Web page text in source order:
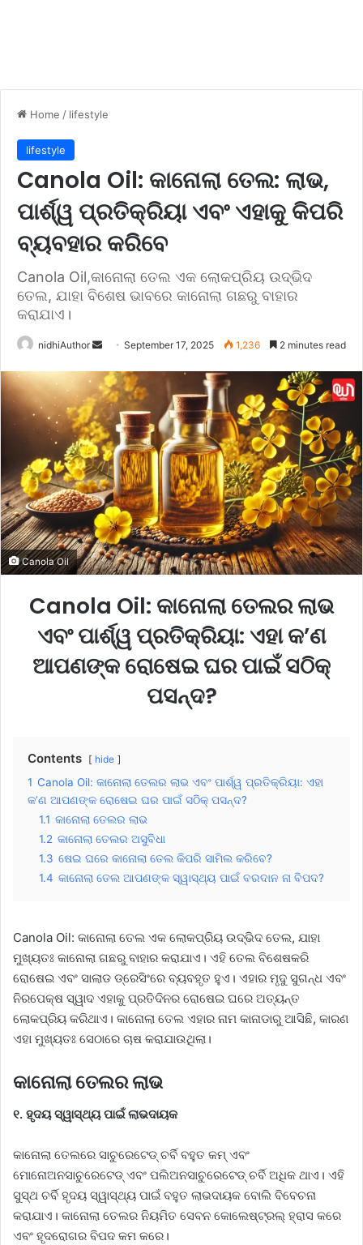
Home / lifestyle
lifestyle
Canola Oil: କାନୋଲା ତେଲ: ଲାଭ,
ପାର୍ଶ୍ୱ ପ୍ରତିକ୍ରିୟା ଏବଂ ଏହାକୁ କିପରି
ବ୍ୟବହାର କରିବେ
Canola Oil,କାନୋଲା ତେଲ ଏକ ଲୋକପ୍ରିୟ ଉଦ୍ଭିଦ
ତେଲ, ଯାହା ବିଶେଷ ଭାବରେ କାନୋଲା ଗଛରୁ ବାହାର
କରାଯାଏ।
nidhiAuthor
n
d
a
n
e
m
a
i
l
September 17, 2025 1,236 2 minutes read
Canola Oil
Canola Oil: କାନୋଲା ତେଲର ଲାଭ
ଏବଂ ପାର୍ଶ୍ୱ ପ୍ରତିକ୍ରିୟା: ଏହା କ’ଣ
ଆପଣଙ୍କ ରୋଷେଇ ଘର ପାଇଁ ସଠିକ୍
ପସନ୍ଦ?
Contents hide
1 Canola Oil: କାନୋଲା ତେଲର ଲାଭ ଏବଂ ପାର୍ଶ୍ୱ ପ୍ରତିକ୍ରିୟା: ଏହା
କ’ଣ ଆପଣଙ୍କ ରୋଷେଇ ଘର ପାଇଁ ସଠିକ୍ ପସନ୍ଦ?
1.1 କାନୋଲା ତେଲର ଲାଭ
1.2 କାନୋଲା ତେଲର ଅସୁବିଧା
1.3 ଷେଇ ଘରେ କାନୋଲା ତେଲ କିପରି ସାମିଲ କରିବେ?
1.4 କାନୋଲା ତେଲ ଆପଣଙ୍କ ସ୍ୱାସ୍ଥ୍ୟ ପାଇଁ ବରଦାନ ନା ବିପଦ?
Canola Oil: କାନୋଲା ତେଲ ଏକ ଲୋକପ୍ରିୟ ଉଦ୍ଭିଦ ତେଲ, ଯାହା
ମୁଖ୍ୟତଃ କାନୋଲା ଗଛରୁ ବାହାର କରାଯାଏ। ଏହି ତେଲ ବିଶେଷକରି
ରୋଷେଇ ଏବଂ ସାଲାଡ ଡ୍ରେସିଂରେ ବ୍ୟବହୃତ ହୁଏ। ଏହାର ମୃଦୁ ସୁଗନ୍ଧ ଏବଂ
ନିରପେକ୍ଷ ସ୍ୱାଦ ଏହାକୁ ପ୍ରତିଦିନର ରୋଷେଇ ଘରେ ଅତ୍ୟନ୍ତ
ଲୋକପ୍ରିୟ କରିଥାଏ। କାନୋଲା ତେଲ ଏହାର ନାମ କାନାଡାରୁ ଆସିଛି, କାରଣ
ଏହା ମୁଖ୍ୟତଃ ସେଠାରେ ଚାଷ କରାଯାଉଥିଲା।
କାନୋଲା ତେଲର ଲାଭ
୧. ହୃଦୟ ସ୍ୱାସ୍ଥ୍ୟ ପାଇଁ ଲାଭଦାୟକ
କାନୋଲା ତେଲରେ ସାଚୁରେଟେଡ୍ ଚର୍ବି ବହୁତ କମ୍ ଏବଂ
ମୋନୋଅନସାଚୁରେଟେଡ୍ ଏବଂ ପଲିଅନସାଚୁରେଟେଡ୍ ଚର୍ବି ଅଧିକ ଥାଏ। ଏହି
ସୁସ୍ଥ ଚର୍ବି ହୃଦୟ ସ୍ୱାସ୍ଥ୍ୟ ପାଇଁ ବହୁତ ଲାଭଦାୟକ ବୋଲି ବିବେଚନା
କରାଯାଏ। କାନୋଲା ତେଲର ନିୟମିତ ସେବନ କୋଲେଷ୍ଟ୍ରଲ୍ ହ୍ରାସ କରେ
ଏବଂ ହୃଦରୋଗର ବିପଦ କମ କରେ।